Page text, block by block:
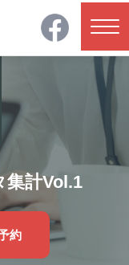
集計Vol.1
約